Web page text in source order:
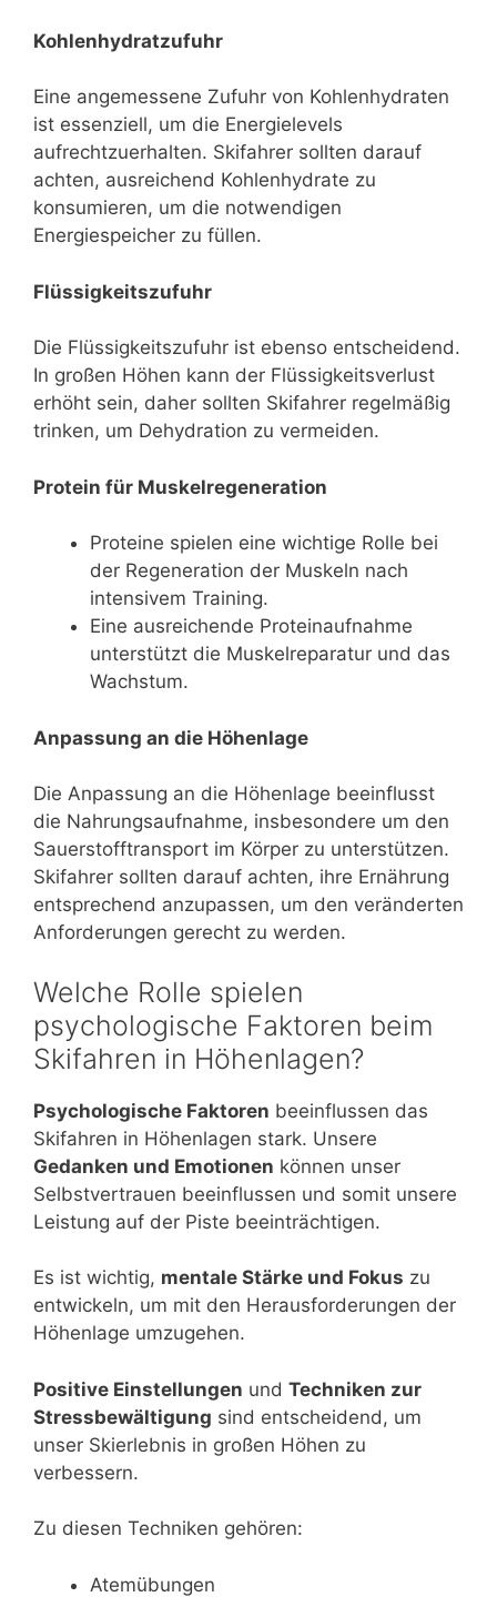
Kohlenhydratzufuhr
Eine angemessene Zufuhr von Kohlenhydraten
ist essenziell, um die Energielevels
aufrechtzuerhalten. Skifahrer sollten darauf
achten, ausreichend Kohlenhydrate zu
konsumieren, um die notwendigen
Energiespeicher zu füllen.
Flüssigkeitszufuhr
Die Flüssigkeitszufuhr ist ebenso entscheidend.
In großen Höhen kann der Flüssigkeitsverlust
erhöht sein, daher sollten Skifahrer regelmäßig
trinken, um Dehydration zu vermeiden.
Protein für Muskelregeneration
Proteine spielen eine wichtige Rolle bei
der Regeneration der Muskeln nach
intensivem Training.
Eine ausreichende Proteinaufnahme
unterstützt die Muskelreparatur und das
Wachstum.
Anpassung an die Höhenlage
Die Anpassung an die Höhenlage beeinflusst
die Nahrungsaufnahme, insbesondere um den
Sauerstofftransport im Körper zu unterstützen.
Skifahrer sollten darauf achten, ihre Ernährung
entsprechend anzupassen, um den veränderten
Anforderungen gerecht zu werden.
Welche Rolle spielen
psychologische Faktoren beim
Skifahren in Höhenlagen?
Psychologische Faktoren beeinflussen das
Skifahren in Höhenlagen stark. Unsere
Gedanken und Emotionen können unser
Selbstvertrauen beeinflussen und somit unsere
Leistung auf der Piste beeinträchtigen.
Es ist wichtig, mentale Stärke und Fokus zu
entwickeln, um mit den Herausforderungen der
Höhenlage umzugehen.
Positive Einstellungen und Techniken zur
Stressbewältigung sind entscheidend, um
unser Skierlebnis in großen Höhen zu
verbessern.
Zu diesen Techniken gehören:
Atemübungen